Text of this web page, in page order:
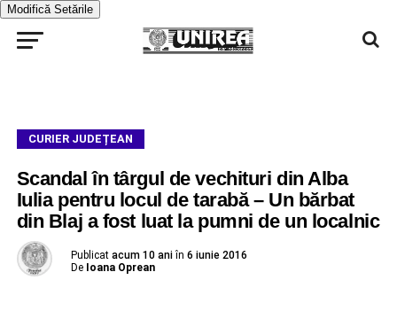
Modifică Setările
CURIER JUDEȚEAN
Scandal în târgul de vechituri din Alba
Iulia pentru locul de tarabă – Un bărbat
din Blaj a fost luat la pumni de un localnic
Publicat acum 10 ani în 6 iunie 2016
De Ioana Oprean